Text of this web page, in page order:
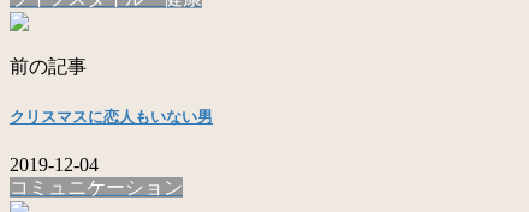
前の記事
クリスマスに恋人もいない男
2019-12-04
コミュニケーション